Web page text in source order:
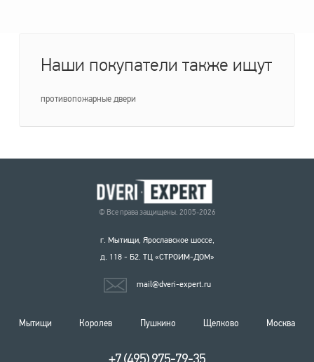
Наши покупатели также ищут
противопожарные двери
© Все права защищены. 2005-2026
г. Мытищи, Ярославское шоссе,
д. 118 - Б2. ТЦ «СТРОИМ-ДОМ»
mail@dveri-expert.ru
Мытищи Королев Пушкино Щелково Москва